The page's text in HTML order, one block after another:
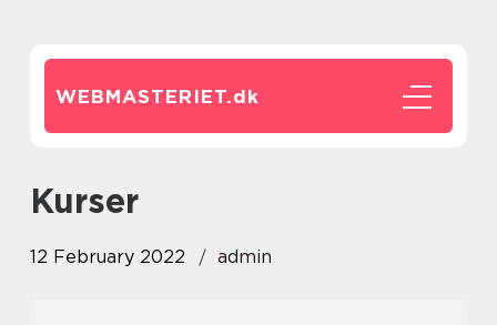
WEBMASTERIET.dk
Kurser
12 February 2022 admin